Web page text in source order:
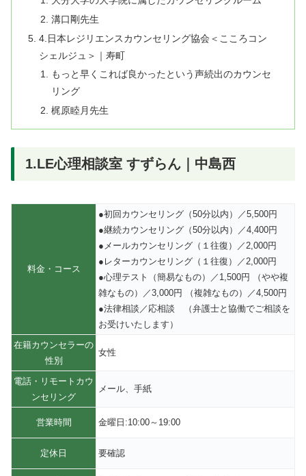
溝口剛先生
4.日本レジリエンスカウンセリング協会＜こころコン
シェルジュ＞｜寿町
もっと早くこれば良かったという声続出のカウンセ
リング
梶原睦月先生
1.LE心理相談室 すずらん｜中島西
料金・コース
●初回カウンセリング（50分以内）／5,500円
●継続カウンセリング（50分以内）／4,400円
●メールカウンセリング（１往復）／2,000円
●レターカウンセリング（１往復）／2,000円
●心理テスト（簡易なもの）／1,500円 （やや複
雑なもの）／3,000円 （複雑なもの）／4,500円
●法律相談／応相談 （弁護士と協働でご相談を
お受けいたします）
在籍カウンセラーの
性別
女性
電話・リモートカウ
ンセリング
メール、手紙
営業時間 金曜日:10:00～19:00
定休日 要確認